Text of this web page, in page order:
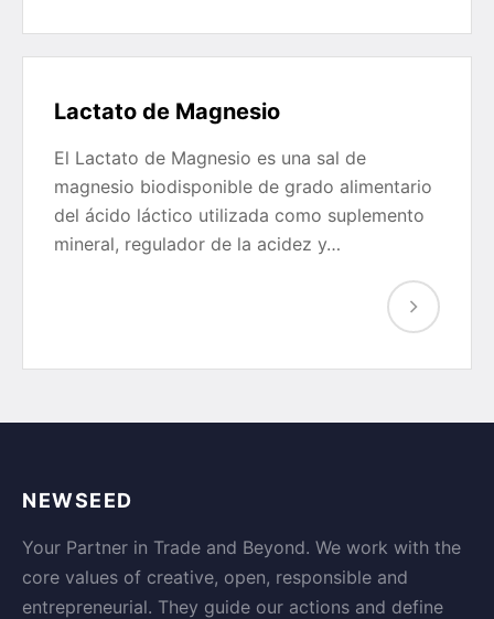
Lactato de Magnesio
El Lactato de Magnesio es una sal de
magnesio biodisponible de grado alimentario
del ácido láctico utilizada como suplemento
mineral, regulador de la acidez y…
NEWSEED
Your Partner in Trade and Beyond. We work with the
core values of creative, open, responsible and
entrepreneurial. They guide our actions and define